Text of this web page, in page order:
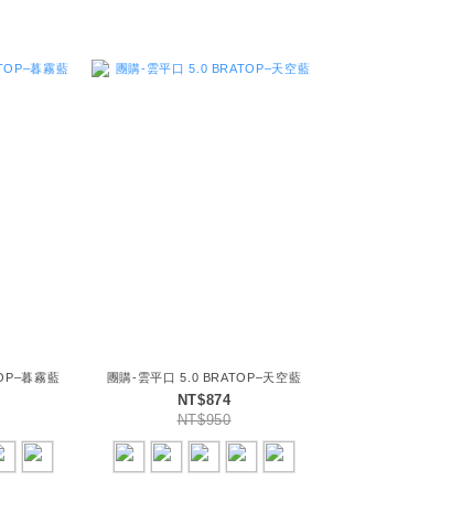
暮霧藍 團購-雲平口 5.0 BRATOP–天空藍
NT$874
NT$950